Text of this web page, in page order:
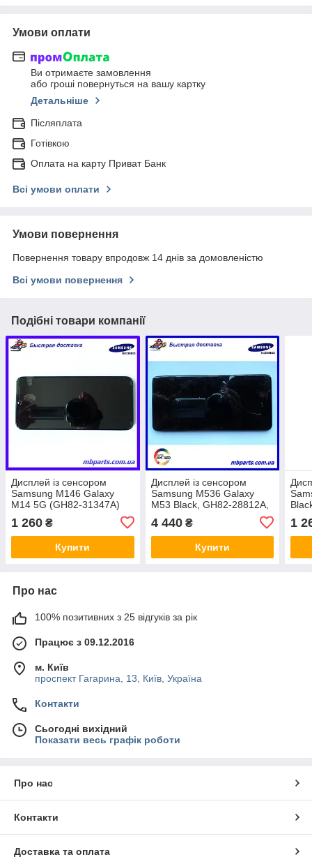
Умови оплати
Ви отримаєте замовлення
або гроші повернуться на вашу картку
Детальніше
Післяплата
Готівкою
Оплата на карту Приват Банк
Всі умови оплати
Умови повернення
Повернення товару впродовж 14 днів за домовленістю
Всі умови повернення
Подібні товари компанії
Дисплей із сенсором
Samsung M146 Galaxy
M14 5G (GH82-31347A)
складі з рамкою!
1 260 ₴
Купити
Дисплей із сенсором
Samsung M536 Galaxy
M53 Black, GH82-28812A,
рамкою!
4 440₴
Купити
з
1
Про нас
100% позитивних з 25 відгуків за рік
Працює з 09.12.2016
м. Київ
проспект Гагарина, 13, Київ, Україна
Контакти
Сьогодні вихідний
Показати весь графік роботи
Про нас
Контакти
Доставка та оплата